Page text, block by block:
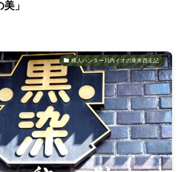
」
稀人ハンター川内イオの東奔西走記